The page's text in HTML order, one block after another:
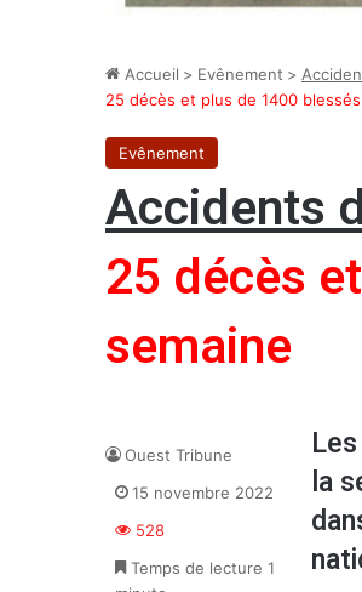
Accueil > Evênement >
25 décès et plus de 1400
Evênement
Accidents
25 décès
semaine
la
Ouest Tribune
15 novembre 2022
528
Temps de lecture 1